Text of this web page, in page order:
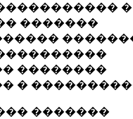
�
�������
��������
�
�������